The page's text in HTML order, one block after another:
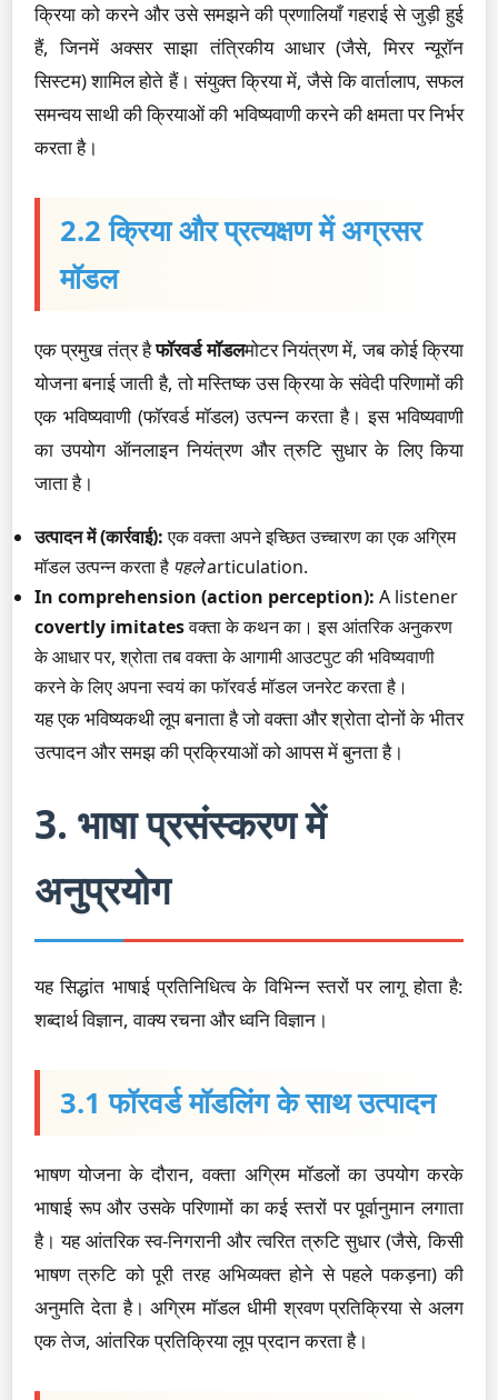
क्रिया को करने और उसे समझने की प्रणालियाँ गहराई से जुड़ी हुई
हैं, जिनमें अक्सर साझा तंत्रिकीय आधार (जैसे, मिरर न्यूरॉन
सिस्टम) शामिल होते हैं। संयुक्त क्रिया में, जैसे कि वार्तालाप, सफल
समन्वय साथी की क्रियाओं की भविष्यवाणी करने की क्षमता पर निर्भर
करता है।
2.2 क्रिया और प्रत्यक्षण में अग्रसर
मॉडल
एक प्रमुख तंत्र हैफॉरवर्ड मॉडलमोटर नियंत्रण में, जब कोई क्रिया
योजना बनाई जाती है, तो मस्तिष्क उस क्रिया के संवेदी परिणामों की
एक भविष्यवाणी (फॉरवर्ड मॉडल) उत्पन्न करता है। इस भविष्यवाणी
का उपयोग ऑनलाइन नियंत्रण और त्रुटि सुधार के लिए किया
जाता है।
उत्पादन में (कार्रवाई):एक वक्ता अपने इच्छित उच्चारण का एक अग्रिम
मॉडल उत्पन्न करता है पहलेarticulation.
In comprehension (action perception): A listener
covertly imitatesवक्ता के कथन का। इस आंतरिक अनुकरण
के आधार पर, श्रोता तब वक्ता के आगामी आउटपुट की भविष्यवाणी
करने के लिए अपना स्वयं का फॉरवर्ड मॉडल जनरेट करता है।
यह एक भविष्यकथी लूप बनाता है जो वक्ता और श्रोता दोनों के भीतर
उत्पादन और समझ की प्रक्रियाओं को आपस में बुनता है।
3. भाषा प्रसंस्करण में
अनुप्रयोग
यह सिद्धांत भाषाई प्रतिनिधित्व के विभिन्न स्तरों पर लागू होता है:
शब्दार्थ विज्ञान, वाक्य रचना और ध्वनि विज्ञान।
3.1 फॉरवर्ड मॉडलिंग के साथ उत्पादन
भाषण योजना के दौरान, वक्ता अग्रिम मॉडलों का उपयोग करके
भाषाई रूप और उसके परिणामों का कई स्तरों पर पूर्वानुमान लगाता
है। यह आंतरिक स्व-निगरानी और त्वरित त्रुटि सुधार (जैसे, किसी
भाषण त्रुटि को पूरी तरह अभिव्यक्त होने से पहले पकड़ना) की
अनुमति देता है। अग्रिम मॉडल धीमी श्रवण प्रतिक्रिया से अलग
एक तेज, आंतरिक प्रतिक्रिया लूप प्रदान करता है।